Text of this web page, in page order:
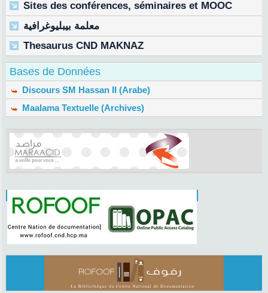
Sites des conférences, séminaires et MOOC
معلمة بيبليوغرافية
Thesaurus CND MAKNAZ
Bases de Données
Discours SM Hassan II (Arabe)
Maalama Textuelle (Archives)